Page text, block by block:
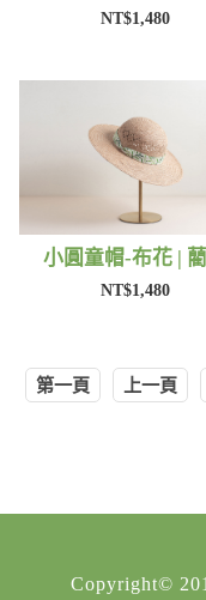
NT$1,480
小圓童帽-布花 |
NT$1,480
第一頁 上一頁
Copyright©